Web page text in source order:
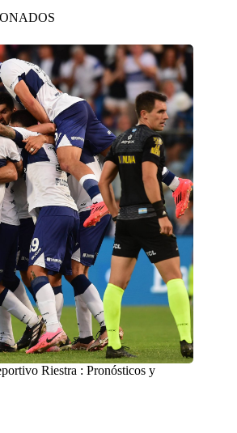
Riestra : Pronósticos y